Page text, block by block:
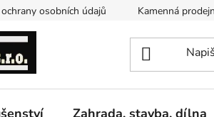
osobních údajů Kamenná
Zahrada, stavba, dílna